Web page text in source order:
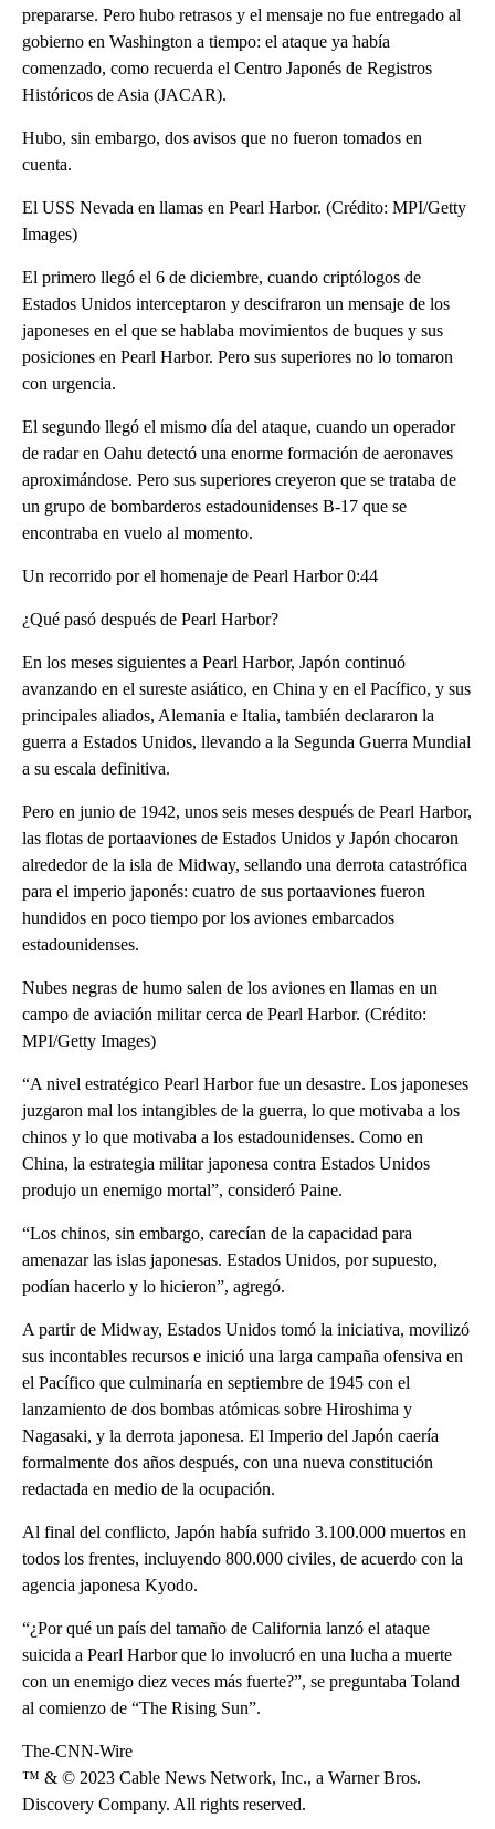
prepararse. Pero hubo retrasos y el mensaje no fue entregado al
gobierno en Washington a tiempo: el ataque ya había
comenzado, como recuerda el Centro Japonés de Registros
Históricos de Asia (JACAR).
Hubo, sin embargo, dos avisos que no fueron tomados en
cuenta.
El USS Nevada en llamas en Pearl Harbor. (Crédito: MPI/Getty
Images)
El primero llegó el 6 de diciembre, cuando criptólogos de
Estados Unidos interceptaron y descifraron un mensaje de los
japoneses en el que se hablaba movimientos de buques y sus
posiciones en Pearl Harbor. Pero sus superiores no lo tomaron
con urgencia.
El segundo llegó el mismo día del ataque, cuando un operador
de radar en Oahu detectó una enorme formación de aeronaves
aproximándose. Pero sus superiores creyeron que se trataba de
un grupo de bombarderos estadounidenses B-17 que se
encontraba en vuelo al momento.
Un recorrido por el homenaje de Pearl Harbor 0:44
¿Qué pasó después de Pearl Harbor?
En los meses siguientes a Pearl Harbor, Japón continuó
avanzando en el sureste asiático, en China y en el Pacífico, y sus
principales aliados, Alemania e Italia, también declararon la
guerra a Estados Unidos, llevando a la Segunda Guerra Mundial
a su escala definitiva.
Pero en junio de 1942, unos seis meses después de Pearl Harbor,
las flotas de portaaviones de Estados Unidos y Japón chocaron
alrededor de la isla de Midway, sellando una derrota catastrófica
para el imperio japonés: cuatro de sus portaaviones fueron
hundidos en poco tiempo por los aviones embarcados
estadounidenses.
Nubes negras de humo salen de los aviones en llamas en un
campo de aviación militar cerca de Pearl Harbor. (Crédito:
MPI/Getty Images)
“A nivel estratégico Pearl Harbor fue un desastre. Los japoneses
juzgaron mal los intangibles de la guerra, lo que motivaba a los
chinos y lo que motivaba a los estadounidenses. Como en
China, la estrategia militar japonesa contra Estados Unidos
produjo un enemigo mortal”, consideró Paine.
“Los chinos, sin embargo, carecían de la capacidad para
amenazar las islas japonesas. Estados Unidos, por supuesto,
podían hacerlo y lo hicieron”, agregó.
A partir de Midway, Estados Unidos tomó la iniciativa, movilizó
sus incontables recursos e inició una larga campaña ofensiva en
el Pacífico que culminaría en septiembre de 1945 con el
lanzamiento de dos bombas atómicas sobre Hiroshima y
Nagasaki, y la derrota japonesa. El Imperio del Japón caería
formalmente dos años después, con una nueva constitución
redactada en medio de la ocupación.
Al final del conflicto, Japón había sufrido 3.100.000 muertos en
todos los frentes, incluyendo 800.000 civiles, de acuerdo con la
agencia japonesa Kyodo.
“¿Por qué un país del tamaño de California lanzó el ataque
suicida a Pearl Harbor que lo involucró en una lucha a muerte
con un enemigo diez veces más fuerte?”, se preguntaba Toland
al comienzo de “The Rising Sun”.
The-CNN-Wire
™ & © 2023 Cable News Network, Inc., a Warner Bros.
Discovery Company. All rights reserved.